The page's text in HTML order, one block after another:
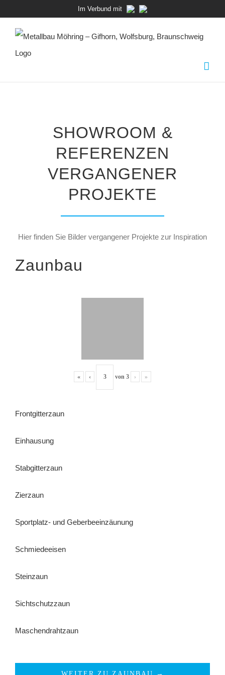
springen
Im Verbund mit
SHOWROOM &
REFERENZEN
VERGANGENER
PROJEKTE
Hier finden Sie Bilder vergangener Projekte zur Inspiration
Zaunbau
« ‹ von 3 › »
Frontgitterzaun
Einhausung
Stabgitterzaun
Zierzaun
Sportplatz- und Geberbeeinzäunung
Schmiedeeisen
Steinzaun
Sichtschutzzaun
Maschendrahtzaun